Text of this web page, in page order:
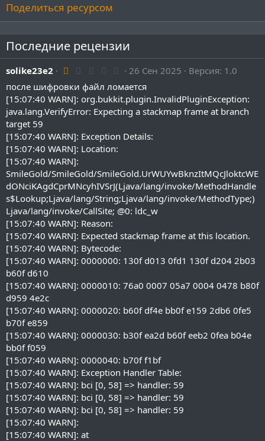
Поделиться ресурсом
Последние рецензии
solike23e2 1
0
0
з
в
з
д
26 Сен 2025
Версия: 1.0
после шифровки файл ломается
[15:07:40 WARN]: org.bukkit.plugin.InvalidPluginException:
java.lang.VerifyError: Expecting a stackmap frame at branch
target 59
[15:07:40 WARN]: Exception Details:
[15:07:40 WARN]: Location:
[15:07:40 WARN]:
SmileGold/SmileGold/SmileGold.UrWUYwBknzItMQcJloktcWE
dONciKAgdCprMNcyhIVSrJ(Ljava/lang/invoke/MethodHandle
s$Lookup;Ljava/lang/String;Ljava/lang/invoke/MethodType;)
Ljava/lang/invoke/CallSite; @0: ldc_w
[15:07:40 WARN]: Reason:
[15:07:40 WARN]: Expected stackmap frame at this location.
[15:07:40 WARN]: Bytecode:
[15:07:40 WARN]: 0000000: 130f d013 0fd1 130f d204 2b03
b60f d610
[15:07:40 WARN]: 0000010: 76a0 0007 05a7 0004 0478 b80f
d959 4e2c
[15:07:40 WARN]: 0000020: b60f df4e bb0f e159 2db6 0fe5
b70f e859
[15:07:40 WARN]: 0000030: b30f ea2d b60f eeb2 0fea b04e
bb0f f059
[15:07:40 WARN]: 0000040: b70f f1bf
[15:07:40 WARN]: Exception Handler Table:
[15:07:40 WARN]: bci [0, 58] => handler: 59
[15:07:40 WARN]: bci [0, 58] => handler: 59
[15:07:40 WARN]: bci [0, 58] => handler: 59
[15:07:40 WARN]:
[15:07:40 WARN]: at